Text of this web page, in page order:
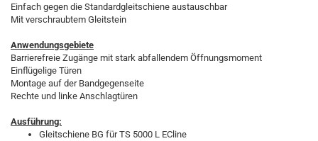
Einfach gegen die Standardgleitschiene austauschbar
Mit verschraubtem Gleitstein
Anwendungsgebiete
Barrierefreie Zugänge mit stark abfallendem Öffnungsmoment
Einflügelige Türen
Montage auf der Bandgegenseite
Rechte und linke Anschlagtüren
Ausführung:
Gleitschiene BG für TS 5000 L ECline